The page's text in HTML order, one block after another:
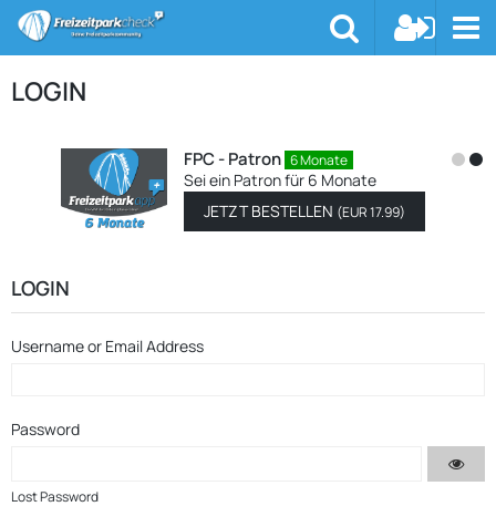
LOGIN
FPC - Patron 6 Monate
Sei ein Patron für 6 Monate
JETZT BESTELLEN(EUR 17.99)
LOGIN
Username or Email Address
Password
Lost Password